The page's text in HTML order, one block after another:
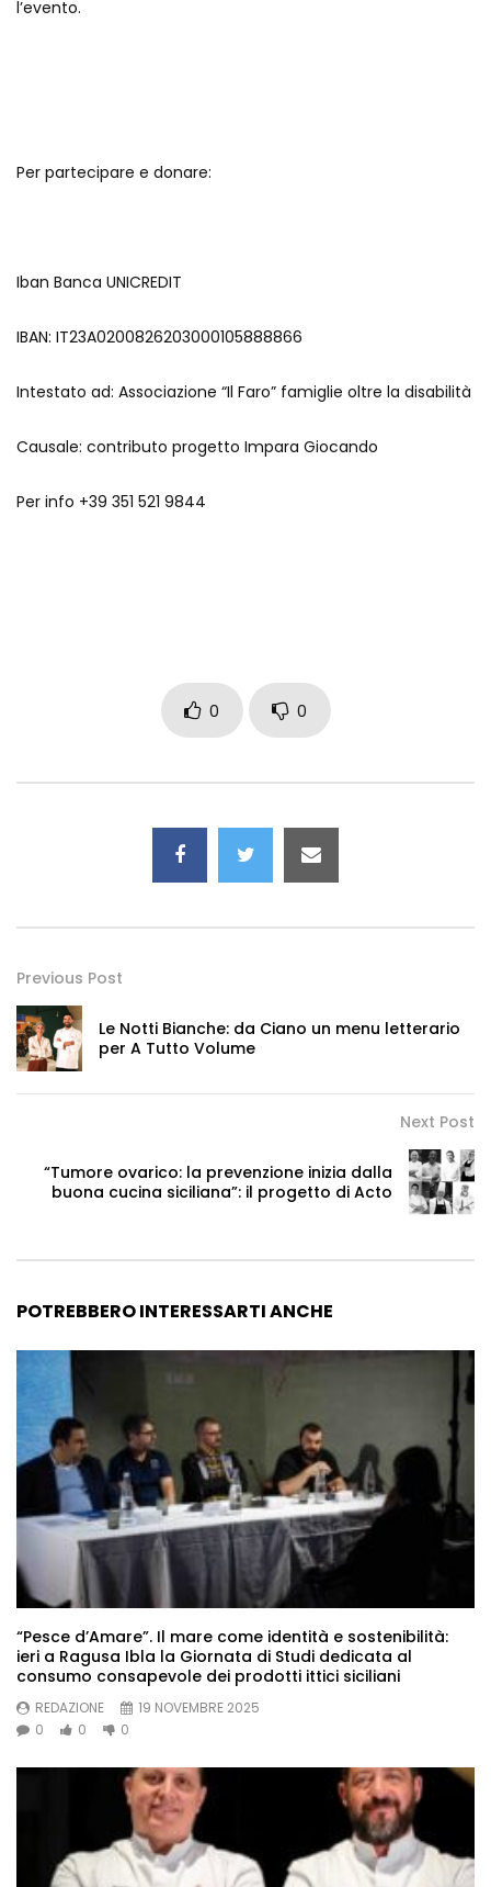
l’evento.
Per partecipare e donare:
Iban Banca UNICREDIT
IBAN: IT23A0200826203000105888866
Intestato ad: Associazione “Il Faro” famiglie oltre la disabilità
Causale: contributo progetto Impara Giocando
Per info +39 351 521 9844
0 0
Previous Post
Le Notti Bianche: da Ciano un menu letterario
per A Tutto Volume
Next Post
“Tumore ovarico: la prevenzione inizia dalla
buona cucina siciliana”: il progetto di Acto
POTREBBERO INTERESSARTI ANCHE
“Pesce d’Amare”. Il mare come identità e sostenibilità:
ieri a Ragusa Ibla la Giornata di Studi dedicata al
consumo consapevole dei prodotti ittici siciliani
REDAZIONE
19 NOVEMBRE 2025
0
0 0